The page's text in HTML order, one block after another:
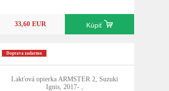
33,60 EUR Kúpiť
Doprava zadarmo
Lakťová opierka ARMSTER 2, Suzuki
Ignis, 2017- ,